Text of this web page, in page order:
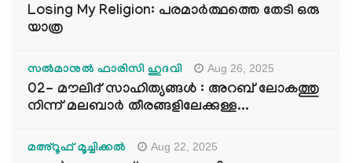
Losing My Religion: പരമാർത്ഥത്തെ തേടി ഒരു
യാത്ര
സൽമാനുൽ ഫാരിസി ഹുദവി Aug 26, 2025
02- മൗലിദ് സാഹിത്യങ്ങൾ : അറബ് ലോകത്തു
നിന്ന് മലബാർ തീരങ്ങളിലേക്കുള്ള...
മഅ്റൂഫ് മൂച്ചിക്കല്‍ Aug 22, 2025